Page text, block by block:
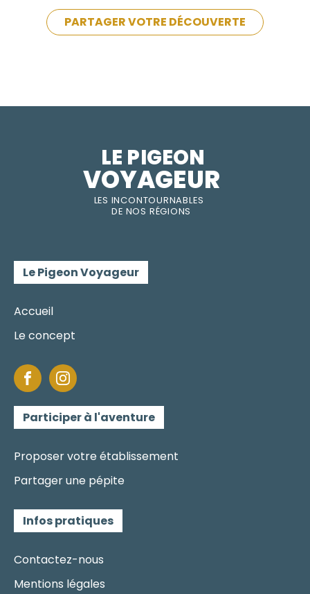
PARTAGER VOTRE DÉCOUVERTE
LES INCONTOURNABLES
DE NOS RÉGIONS
LE PIGEON
VOYAGEUR
Le Pigeon Voyageur
Accueil
Le concept
Participer à l'aventure
Proposer votre établissement
Partager une pépite
Infos pratiques
Contactez-nous
Mentions légales